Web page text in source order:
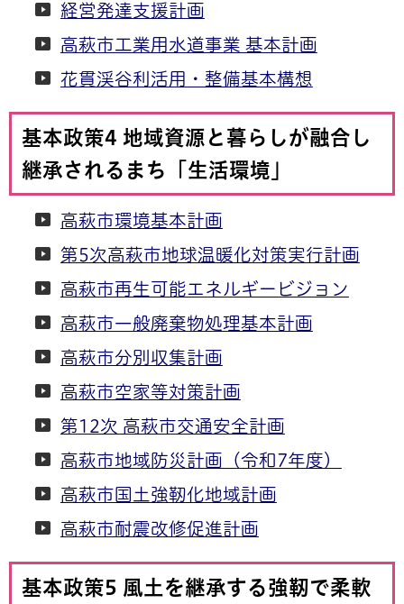
経営発達支援計画
高萩市工業用水道事業 基本計画
花貫渓谷利活用・整備基本構想
基本政策4 地域資源と暮らしが融合し
継承されるまち「生活環境」
高萩市環境基本計画
第5次高萩市地球温暖化対策実行計画
高萩市再生可能エネルギービジョン
高萩市一般廃棄物処理基本計画
高萩市分別収集計画
高萩市空家等対策計画
第12次 高萩市交通安全計画
高萩市地域防災計画（令和7年度）
高萩市国土強靭化地域計画
高萩市耐震改修促進計画
基本政策5 風土を継承する強靭で柔軟